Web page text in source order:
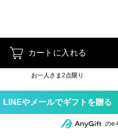
カートに入れる
お一人さま2点限り
のe